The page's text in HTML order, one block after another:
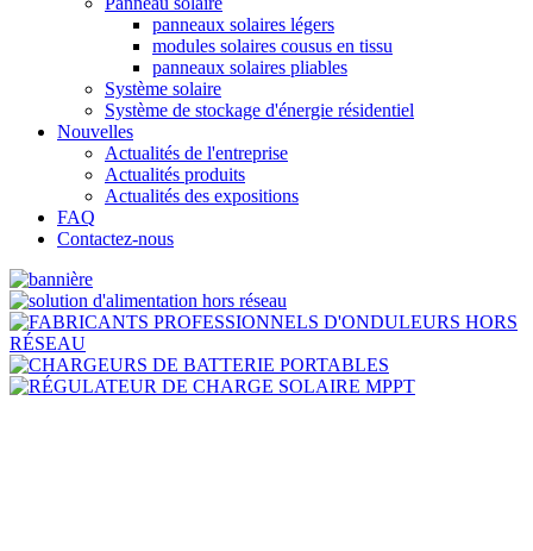
panneaux solaires légers
modules solaires cousus en tissu
panneaux solaires pliables
Système solaire
Système de stockage d'énergie résidentiel
Nouvelles
Actualités de l'entreprise
Actualités produits
Actualités des expositions
FAQ
Contactez-nous